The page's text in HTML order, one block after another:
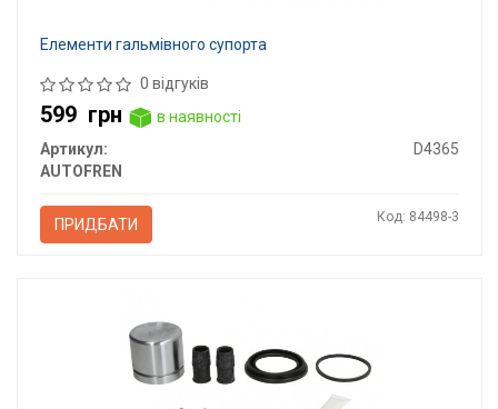
Елементи гальмівного супорта
0 відгуків
599 грн
в наявності
Артикул:
D4365
AUTOFREN
ПРИДБАТИ Код: 84498-3